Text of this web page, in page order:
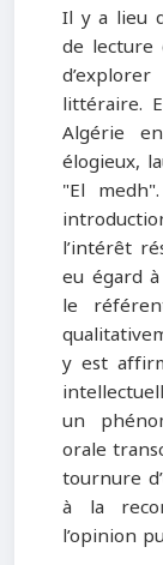
Il y a lieu
de
littéraire.
Algérie
élogieux,
"El
l’intérêt
eu égard
le
y est
un
orale
tournure
à la
l’opinion